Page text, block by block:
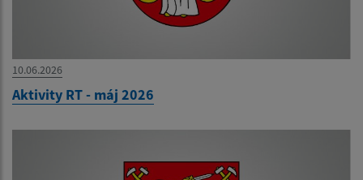
10.06.2026
Aktivity RT - máj 2026